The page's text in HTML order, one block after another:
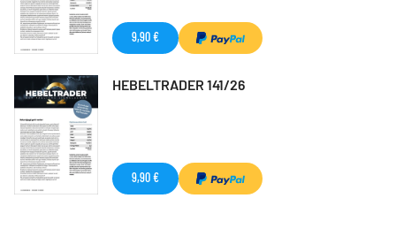
9,90 €
HEBELTRADER 141/26
9,90 €